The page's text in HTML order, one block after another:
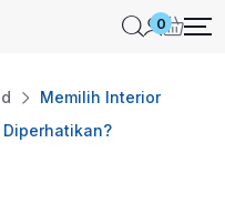
0
Memilih Interior
Diperhatikan?